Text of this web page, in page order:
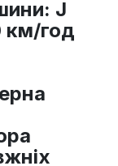
: J
км/год